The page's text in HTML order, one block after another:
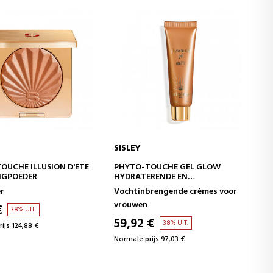
WINKELWAGEN
GEL GLOW
EN
BEHANDELING
UP
crèmes voor
38% UIT.
IN WINKELWAGEN
SISLEY
L'ORCHIDÉE HIGHLIGHTER
VERHELDERENDE POEDERGEL
Verlichter
77,11 €
Normale prijs 124,88 €